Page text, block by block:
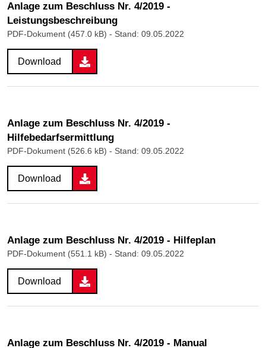
Anlage zum Beschluss Nr. 4/2019 -
Leistungsbeschreibung
PDF-Dokument (457.0 kB) - Stand: 09.05.2022
Download
Anlage zum Beschluss Nr. 4/2019 -
Hilfebedarfsermittlung
PDF-Dokument (526.6 kB) - Stand: 09.05.2022
Download
Anlage zum Beschluss Nr. 4/2019 - Hilfeplan
PDF-Dokument (551.1 kB) - Stand: 09.05.2022
Download
Anlage zum Beschluss Nr. 4/2019 - Manual